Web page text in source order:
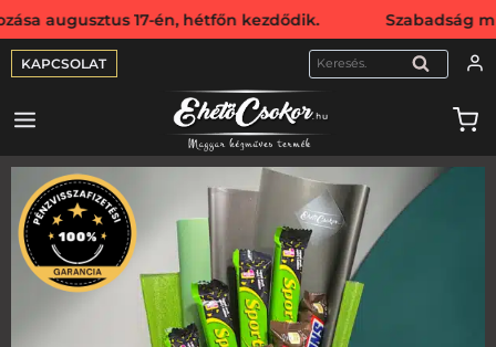
17-én, hétfőn kezdődik. Szabadság miatt
KAPCSOLAT KERESÉS